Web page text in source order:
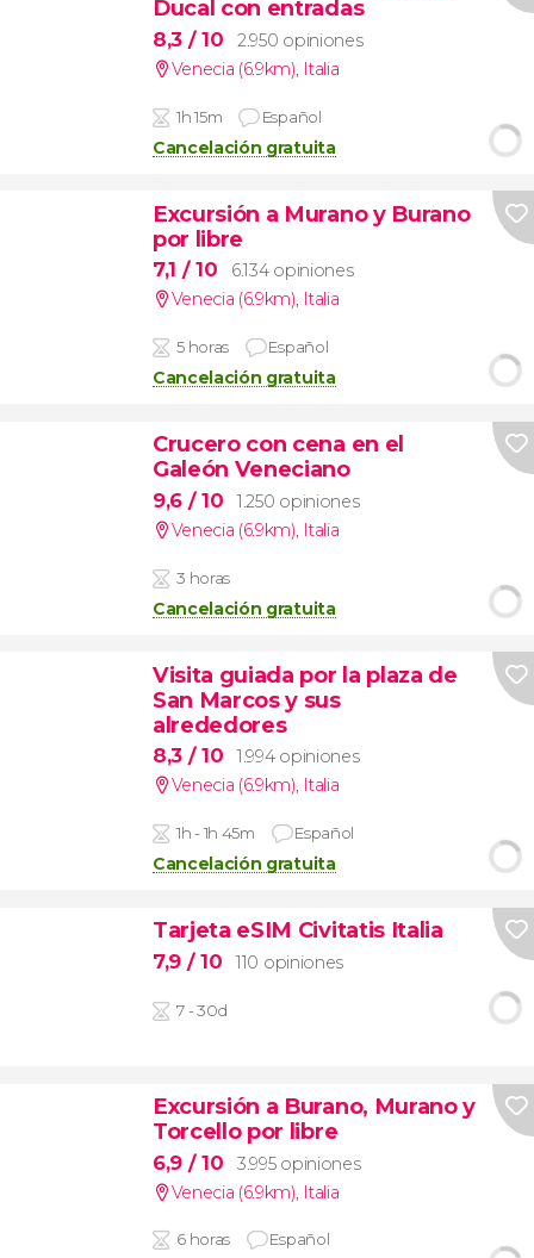
Ducal con entradas
8,3 / 10
2.950 opiniones
Venecia (6.9km), Italia
1h 15m Español
Cancelación gratuita
Excursión a Murano y Burano
por libre
7,1 / 10
6.134 opiniones
Venecia (6.9km), Italia
5 horas Español
Cancelación gratuita
Crucero con cena en el
Galeón Veneciano
9,6 / 10
1.250 opiniones
Venecia (6.9km), Italia
3 horas
Cancelación gratuita
Visita guiada por la plaza de
San Marcos y sus
alrededores
8,3 / 10
1.994 opiniones
Venecia (6.9km), Italia
1h - 1h 45m Español
Cancelación gratuita
Tarjeta eSIM Civitatis Italia
7,9 / 10 110 opiniones
7 - 30d
Excursión a Burano, Murano y
Torcello por libre
6,9 / 10
3.995 opiniones
Venecia (6.9km) Italia
6 horas Español